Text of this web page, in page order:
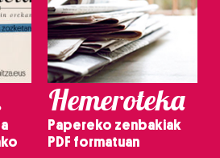
Hemeroteka
Papereko zenbakiak
PDF formatuan